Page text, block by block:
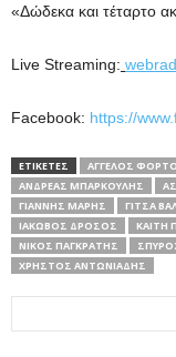
«Δώδεκα και τέταρτο
Live Streaming:
Facebook: https://
ΕΤΙΚΕΤΕΣ ΆΓΓΕΛΟΣ
ΑΝΔΡΈΑΣ ΜΠΆΡΚΟΥΛΗΣ
ΓΙΆΝΝΗΣ ΜΑΡΉΣ
ΓΊΤΣΑ
ΙΆΚΩΒΟΣ ΔΡΌΣΟΣ
ΚΑΊΤΗ
ΝΊΚΟΣ ΠΑΓΚΡΆΤΗΣ
ΧΡΉΣΤΟΣ ΑΝΤΩΝΙΆΔΗΣ